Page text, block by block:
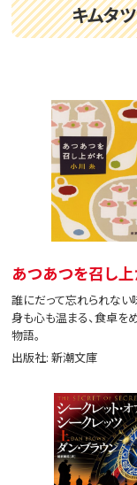
キムタ
あつあつを召し
誰にだって忘れられない
身も心も温まる、食卓を
物語。
出版社: 新潮文庫